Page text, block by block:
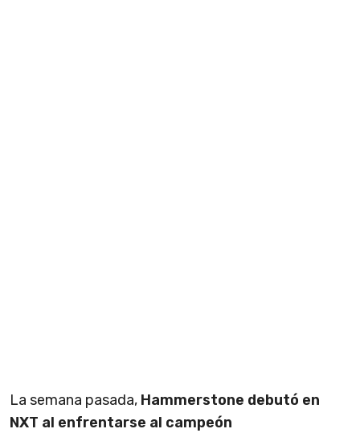
La semana pasada, Hammerstone debutó en
NXT al enfrentarse al campeón